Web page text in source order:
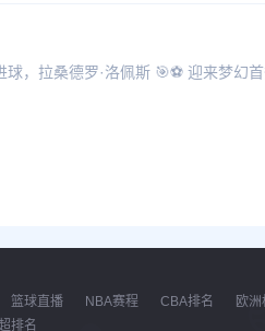
，拉桑德罗·洛佩斯 🎯⚽ 迎来梦幻首
篮球直播 NBA赛程 CBA排名
欧洲
排名